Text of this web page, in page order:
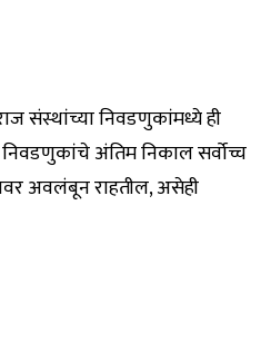
संस्थांच्या निवडणुकांमध्ये ही
निवडणुकांचे अंतिम निकाल सर्वोच्च
अवलंबून राहतील, असेही